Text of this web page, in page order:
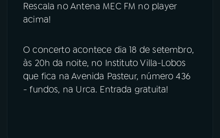
Rescala no Antena MEC FM no player
acima!
O concerto acontece dia 18 de setembro,
às 20h da noite, no Instituto Villa-Lobos
que fica na Avenida Pasteur, número 436
- fundos, na Urca. Entrada gratuita!